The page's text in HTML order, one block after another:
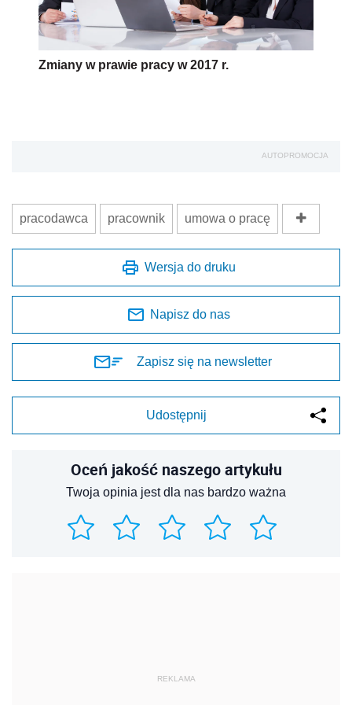
Zmiany w prawie pracy w 2017 r.
AUTOPROMOCJA
pracodawca pracownik umowa o pracę
Wersja do druku
Napisz do nas
Zapisz się na newsletter
Udostępnij
Oceń jakość naszego artykułu
Twoja opinia jest dla nas bardzo ważna
REKLAMA